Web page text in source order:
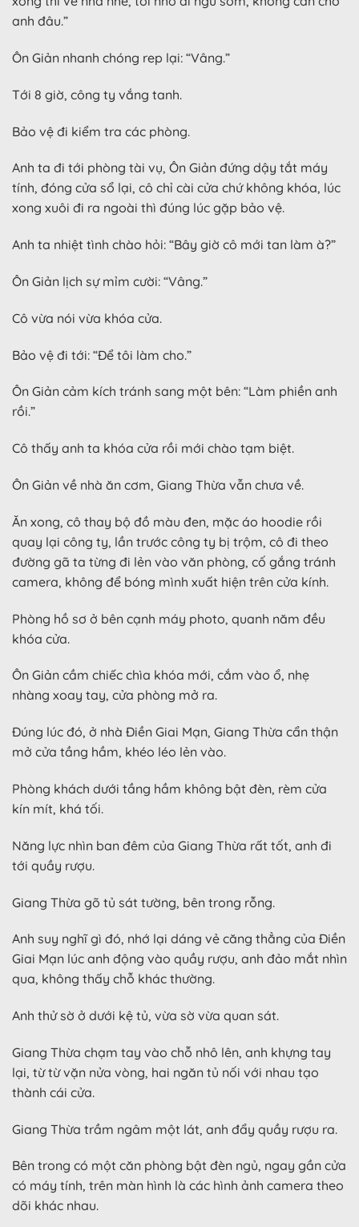
anh đâu.”
Ôn Giản nhanh chóng rep lại: “Vâng.”
Tới 8 giờ, công ty vắng tanh.
Bảo vệ đi kiểm tra các phòng.
Anh ta đi tới phòng tài vụ, Ôn Giản đứng dậy tắt máy
tính, đóng cửa sổ lại, cô chỉ cài cửa chứ không khóa, lúc
xong xuôi đi ra ngoài thì đúng lúc gặp bảo vệ.
Anh ta nhiệt tình chào hỏi: “Bây giờ cô mới tan làm à?”
Ôn Giản lịch sự mỉm cười: “Vâng.”
Cô vừa nói vừa khóa cửa.
Bảo vệ đi tới: “Để tôi làm cho.”
Ôn Giản cảm kích tránh sang một bên: “Làm phiền anh
rồi.”
Cô thấy anh ta khóa cửa rồi mới chào tạm biệt.
Ôn Giản về nhà ăn cơm, Giang Thừa vẫn chưa về.
Ăn xong, cô thay bộ đồ màu đen, mặc áo hoodie rồi
quay lại công ty, lần trước công ty bị trộm, cô đi theo
đường gã ta từng đi lẻn vào văn phòng, cố gắng tránh
camera, không để bóng mình xuất hiện trên cửa kính.
Phòng hồ sơ ở bên cạnh máy photo, quanh năm đều
khóa cửa.
Ôn Giản cầm chiếc chìa khóa mới, cắm vào ổ, nhẹ
nhàng xoay tay, cửa phòng mở ra.
Đúng lúc đó, ở nhà Điền Giai Mạn, Giang Thừa cẩn thận
mở cửa tầng hầm, khéo léo lẻn vào.
Phòng khách dưới tầng hầm không bật đèn, rèm cửa
kín mít, khá tối.
Năng lực nhìn ban đêm của Giang Thừa rất tốt, anh đi
tới quầy rượu.
Giang Thừa gõ tủ sát tường, bên trong rỗng.
Anh suy nghĩ gì đó, nhớ lại dáng vẻ căng thẳng của Điền
Giai Mạn lúc anh động vào quầy rượu, anh đảo mắt nhìn
qua, không thấy chỗ khác thường.
Anh thử sờ ở dưới kệ tủ, vừa sờ vừa quan sát.
Giang Thừa chạm tay vào chỗ nhô lên, anh khựng tay
lại, từ từ vặn nửa vòng, hai ngăn tủ nối với nhau tạo
thành cái cửa.
Giang Thừa trầm ngâm một lát, anh đẩy quầy rượu ra.
Bên trong có một căn phòng bật đèn ngủ, ngay gần cửa
có máy tính, trên màn hình là các hình ảnh camera theo
dõi khác nhau.